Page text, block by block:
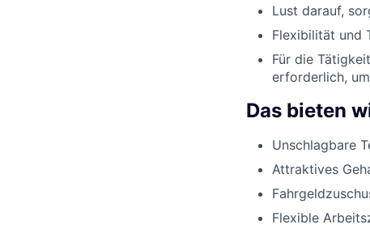
Lust darauf,
Flexibilität und
Für die
erforderlich,
Das bieten
Unschlagbare
Attraktives
Flexible